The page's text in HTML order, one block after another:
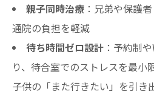
親子同時治療：兄弟や保護者
通院の負担を軽減
待ち時間ゼロ設計：予約制や
り、待合室でのストレスを最小
子供の「また行きたい」を引き